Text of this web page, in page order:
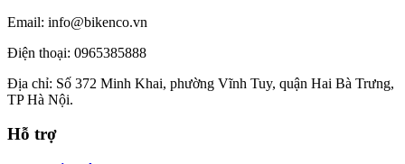
Email: info@bikenco.vn
Điện thoại: 0965385888
Địa chỉ: Số 372 Minh Khai, phường Vĩnh Tuy, quận Hai Bà Trưng,
TP Hà Nội.
Hỗ trợ